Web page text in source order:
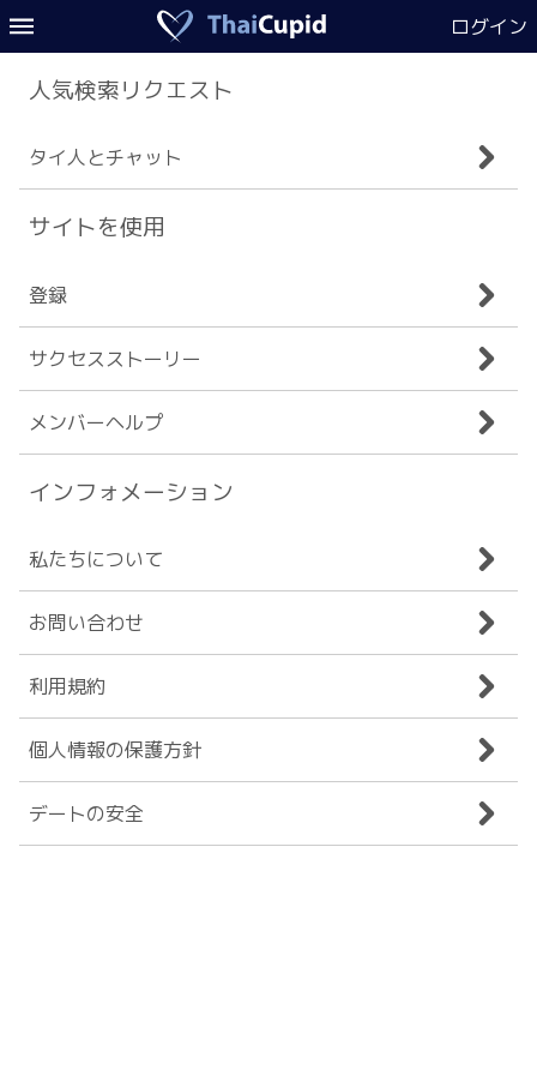
ログイン
人気検索リクエスト
タイ人とチャット
サイトを使用
登録
サクセスストーリー
メンバーヘルプ
インフォメーション
私たちについて
お問い合わせ
利用規約
個人情報の保護方針
デートの安全